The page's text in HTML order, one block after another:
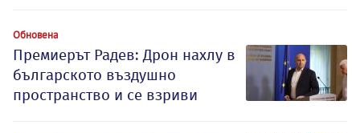
Обновена
Премиерът Радев: Дрон нахлу в
българското въздушно
пространство и се взриви